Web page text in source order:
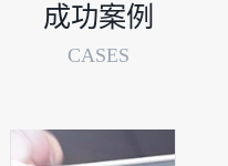
成功案例
CASES